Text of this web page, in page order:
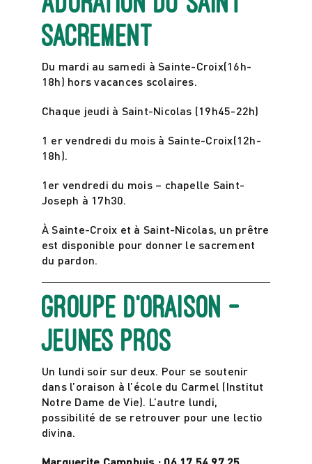
Actualités
Contact
sacrement
Du mardi au samedi à Sainte-Croix(16h-
18h) hors vacances scolaires.
Chaque jeudi à Saint-Nicolas (19h45-22h)
1 er vendredi du mois à Sainte-Croix(12h-
18h).
1er vendredi du mois – chapelle Saint-
Joseph à 17h30.
À Sainte-Croix et à Saint-Nicolas, un prêtre
est disponible pour donner le sacrement
du pardon.
Groupe d’oraison –
jeunes pros
Un lundi soir sur deux. Pour se soutenir
dans l’oraison à l’école du Carmel (Institut
Notre Dame de Vie). L’autre lundi,
possibilité de se retrouver pour une lectio
divina.